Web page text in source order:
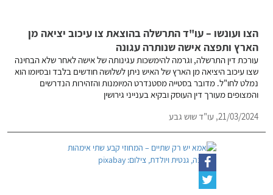
הצו ועונשו – עו"ד התרשלה בהוצאת צו עיכוב יציאה מן
הארץ ותפצה אישה שנותרה עגונה
עורכת דין התרשלה, וגרמה להימשכות עגינותה של אישה לאחר שלא הבחינה
שצו עיכוב היציאה מן הארץ של האיש ניתן לשלושה חודשים בלבד ובסיומו הוא
נמלט לחו"ל. מדובר בסטייה מסטנדרט המיומנות והזהירות הנדרשים
והמצופים מעורך דין העוסק ובקיא בענייני גירושין
21/03/2024, עו"ד שוש גבע